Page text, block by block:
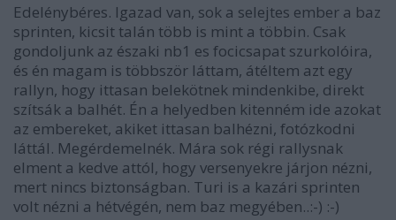
Edelénybéres. Igazad van, sok a selejtes ember a baz
sprinten, kicsit talán több is mint a többin. Csak
gondoljunk az északi nb1 es focicsapat szurkolóira,
és én magam is többször láttam, átéltem azt egy
rallyn, hogy ittasan belekötnek mindenkibe, direkt
szítsák a balhét. Én a helyedben kitenném ide azokat
az embereket, akiket ittasan balhézni, fotózkodni
láttál. Megérdemelnék. Mára sok régi rallysnak
elment a kedve attól, hogy versenyekre járjon nézni,
mert nincs biztonságban. Turi is a kazári sprinten
volt nézni a hétvégén, nem baz megyében..:-) :-)